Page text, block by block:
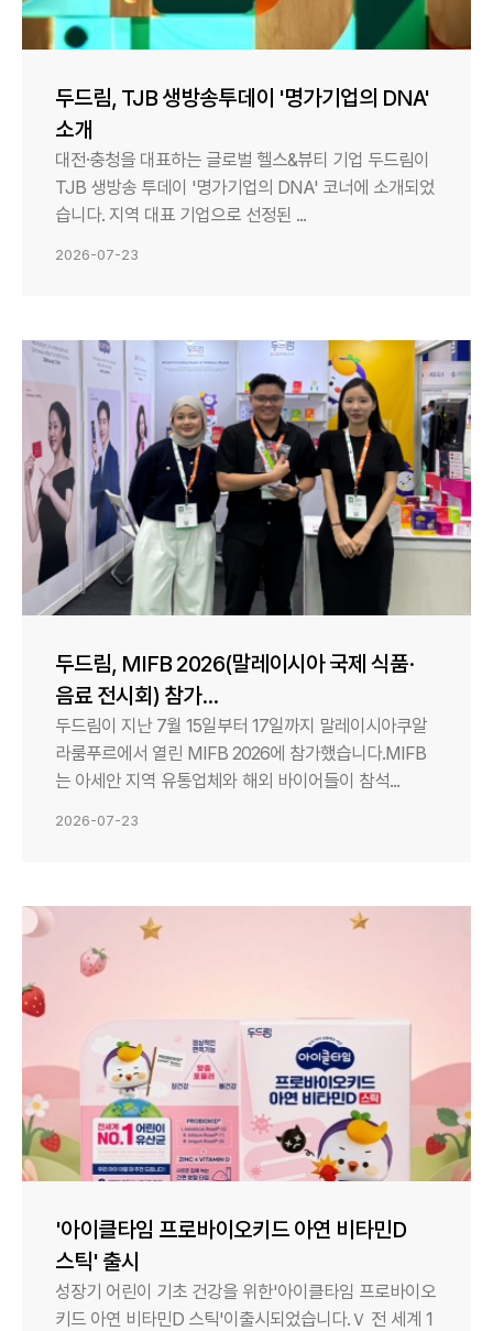
두드림, TJB 생방송투데이 '명가기업의 DNA'
소개
대전·충청을 대표하는 글로벌 헬스&뷰티 기업 두드림이
TJB 생방송 투데이 '명가기업의 DNA' 코너에 소개되었
습니다. 지역 대표 기업으로 선정된 ...
2026-07-23
두드림, MIFB 2026(말레이시아 국제 식품·
음료 전시회) 참가...
두드림이 지난 7월 15일부터 17일까지 말레이시아쿠알
라룸푸르에서 열린 MIFB 2026에 참가했습니다.MIFB
는 아세안 지역 유통업체와 해외 바이어들이 참석...
2026-07-23
'아이클타임 프로바이오키드 아연 비타민D
스틱' 출시
성장기 어린이 기초 건강을 위한'아이클타임 프로바이오
키드 아연 비타민D 스틱'이출시되었습니다.Ｖ 전 세계 1